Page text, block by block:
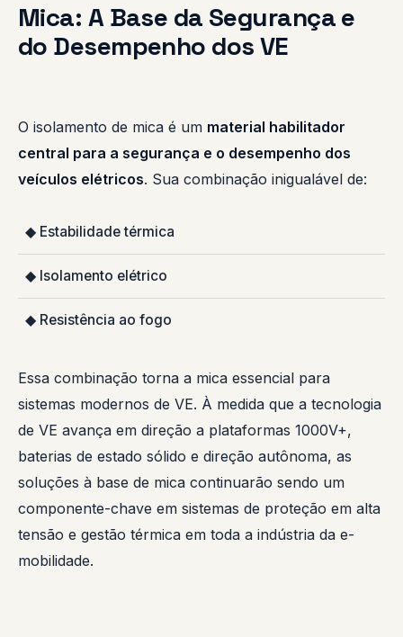
Mica: A Base da Segurança e
do Desempenho dos VE
O isolamento de mica é um material habilitador
central para a segurança e o desempenho dos
veículos elétricos. Sua combinação inigualável de:
◆ Estabilidade térmica
◆ Isolamento elétrico
◆ Resistência ao fogo
Essa combinação torna a mica essencial para
sistemas modernos de VE. À medida que a tecnologia
de VE avança em direção a plataformas 1000V+,
baterias de estado sólido e direção autônoma, as
soluções à base de mica continuarão sendo um
componente-chave em sistemas de proteção em alta
tensão e gestão térmica em toda a indústria da e-
mobilidade.